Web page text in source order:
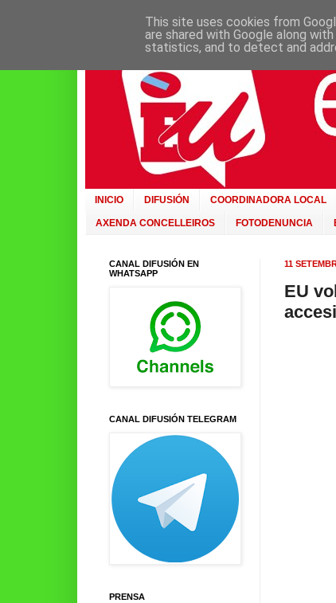
INICIO DIFUSIÓN COORDINADORA LOCAL
AXENDA CONCELLEIROS FOTODENUNCIA
11
EU
CANAL DIFUSIÓN EN
WHATSAPP
CANAL DIFUSIÓN TELEGRAM
PRENSA
This site uses cookies from
are shared with Google along
statistics, and to detect and